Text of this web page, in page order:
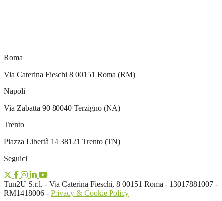
Roma
Via Caterina Fieschi 8 00151 Roma (RM)
Napoli
Via Zabatta 90 80040 Terzigno (NA)
Trento
Piazza Libertà 14 38121 Trento (TN)
Seguici
Tun2U S.r.l. - Via Caterina Fieschi, 8 00151 Roma - 13017881007 -
RM1418006 - Privacy & Cookie Policy